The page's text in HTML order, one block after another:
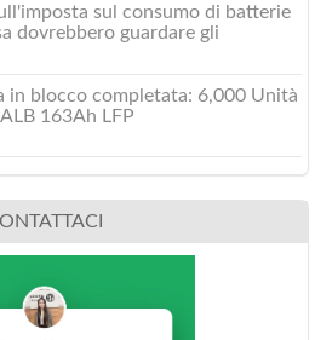
sul consumo di batterie
dovrebbero guardare gli
in blocco completata: 6,000 Unità
163Ah LFP